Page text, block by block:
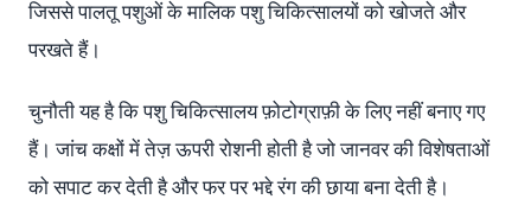
जिससे पालतू पशुओं के मालिक पशु चिकित्सालयों को खोजते और
परखते हैं।
चुनौती यह है कि पशु चिकित्सालय फ़ोटोग्राफ़ी के लिए नहीं बनाए गए
हैं। जांच कक्षों में तेज़ ऊपरी रोशनी होती है जो जानवर की विशेषताओं
को सपाट कर देती है और फर पर भद्दे रंग की छाया बना देती है।